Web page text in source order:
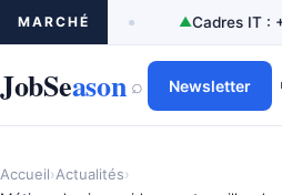
MARCHÉ
▲Cadres IT : +5 % — APEC
JobSeason ⌕ Newsletter
Accueil›Actualités›